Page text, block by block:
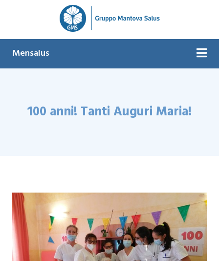
Mensalus
100 anni! Tanti Auguri Maria!